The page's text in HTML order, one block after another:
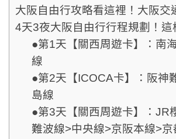
大阪自由行攻略看這裡！大阪交
4天3夜大阪自由行行程規劃！這
●第1天【關西周遊卡】：南
線
●第2天【ICOCA卡】：阪神
島線
●第3天【關西周遊卡】：JR
難波線>中央線>京阪本線>京